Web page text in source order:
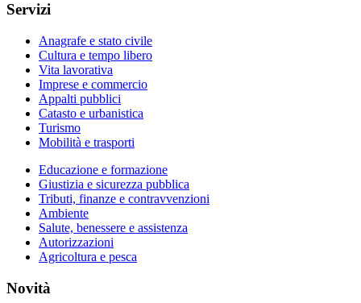
Servizi
Anagrafe e stato civile
Cultura e tempo libero
Vita lavorativa
Imprese e commercio
Appalti pubblici
Catasto e urbanistica
Turismo
Mobilità e trasporti
Educazione e formazione
Giustizia e sicurezza pubblica
Tributi, finanze e contravvenzioni
Ambiente
Salute, benessere e assistenza
Autorizzazioni
Agricoltura e pesca
Novità